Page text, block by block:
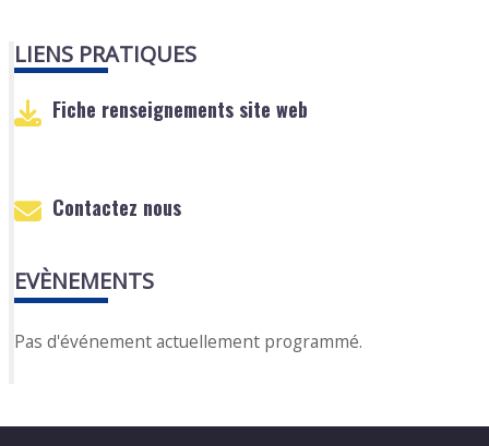
LIENS PRATIQUES
Fiche renseignements site web
Contactez nous
EVÈNEMENTS
Pas d'événement actuellement programmé.